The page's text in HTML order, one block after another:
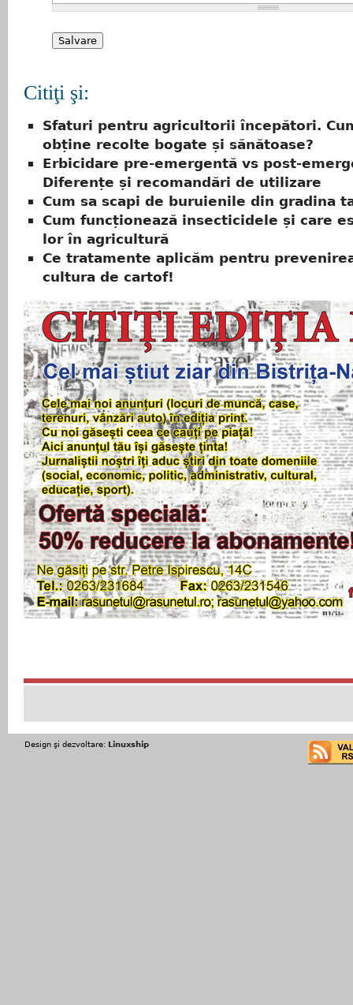
Citiţi şi:
Sfaturi pentru agricultorii începători.
obține recolte bogate și sănătoase?
Erbicidare pre-emergentă vs post-
Diferențe și recomandări de utilizare
Cum sa scapi de buruienile din gradina
Cum funcționează insecticidele și care
lor în agricultură
Ce tratamente aplicăm pentru
cultura de cartof!
Design şi dezvoltare: Linuxship